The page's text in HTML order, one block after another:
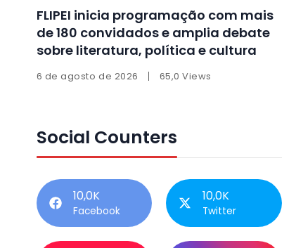
FLIPEI inicia programação com mais
de 180 convidados e amplia debate
sobre literatura, política e cultura
6 de agosto de 2026 65,0 Views
Social Counters
10,0K
Facebook
10,0K
Twitter